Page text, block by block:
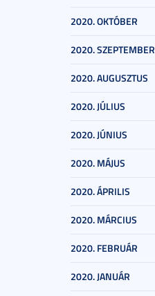
2020. OKTÓBER
2020. SZEPTEMBER
2020. AUGUSZTUS
2020. JÚLIUS
2020. JÚNIUS
2020. MÁJUS
2020. ÁPRILIS
2020. MÁRCIUS
2020. FEBRUÁR
2020. JANUÁR